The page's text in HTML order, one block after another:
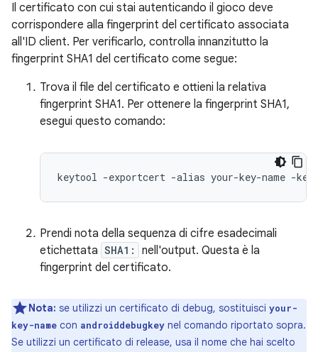
Il certificato con cui stai autenticando il gioco deve
corrispondere alla fingerprint del certificato associata
all'ID client. Per verificarlo, controlla innanzitutto la
fingerprint SHA1 del certificato come segue:
Trova il file del certificato e ottieni la relativa
fingerprint SHA1. Per ottenere la fingerprint SHA1,
esegui questo comando:
keytool -exportcert -alias your-key-name -
Prendi nota della sequenza di cifre esadecimali
etichettata SHA1:
nell'output. Questa è la
fingerprint del certificato.
Nota: se utilizzi un certificato di debug, sostituisci your-
key-name con androiddebugkey nel comando riportato sopra.
Se utilizzi un certificato di release, usa il nome che hai scelto